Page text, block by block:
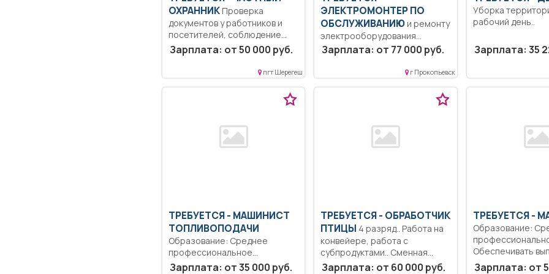
ОХРАННИКПроверка
документов у работников и
посетителей, соблюдение
внутриобъектового и...
Зарплата: от 50 000 руб.
пгт Шерегеш
ЭЛЕКТРОМОНТЕР ПО
ОБСЛУЖИВАНИЮ и ремонту
электрооборудования
Образование: Среднее
общее. Сменный график.
Организована доставка
автобусами..
Зарплата: от 77 000 руб.
г Прокопьевск
Уборка
рабочий день..
Зарплата: 35
ТРЕБУЕТСЯ - МАШИНИСТ
ТОПЛИВОПОДАЧИ
Образование: Среднее
профессиональное
образование.. Управление и
Зарплата: от 35 000 руб.
ТРЕБУЕТСЯ - ОБРАБОТЧИК
ПТИЦЫ
конвейере, работа с
субпродуктами.. Сменная...
Зарплата: от 60 000 руб.
ТРЕБУЕТСЯ -
Образование:
Обеспечивать
плана
Зарплата: от